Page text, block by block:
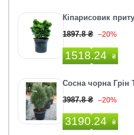
Кіпарисовик
1897.8 ₴ –20%
1518.24 ₴
Сосна чорна Грін
3987.8 ₴ –20%
3190.24 ₴